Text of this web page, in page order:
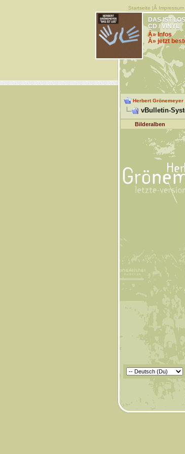
Startseite |Â Impressum
DAS IST LOS
CD / VINYL
Â» Infos
Â» jetzt
Herbert Grönemeyer
vBulletin-
Bilderalben